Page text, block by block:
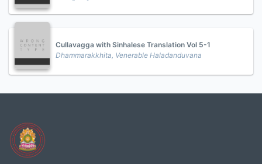
Cullavagga with Sinhalese Translation Vol 5-1
Dhammarakkhita, Venerable Haladanduvana